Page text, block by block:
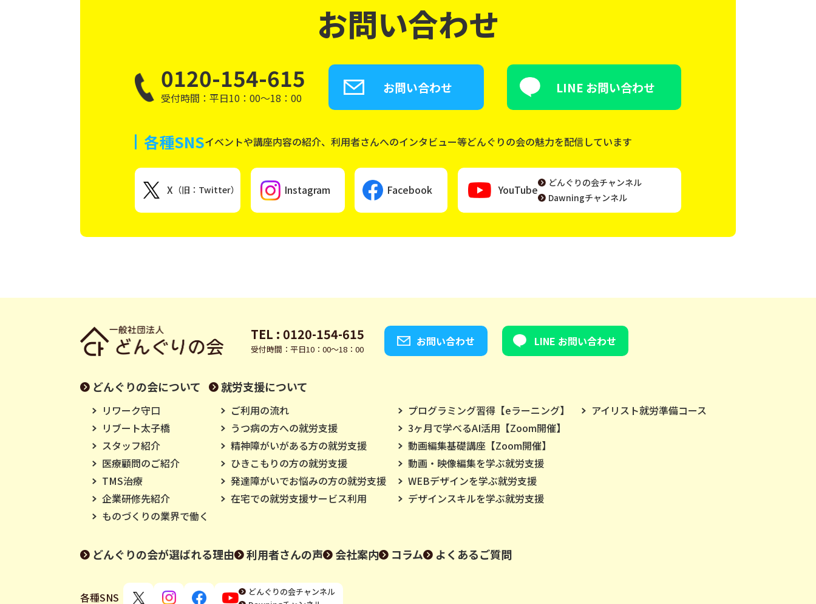
お問い合わせ
0120-154-615
受付時間：平日10：00～18：00
お問い合わせ LINE お問い合わせ
各種SNSイベントや講座内容の紹介、利用者さんへのインタビュー等どんぐりの会の魅力を配信しています
X （旧：Twitter） Instagram Facebook YouTube
どんぐりの会チャンネル
Dawningチャンネル
TEL : 0120-154-615
受付時間：平日10：00～18：00
お問い合わせ LINE お問い合わせ
どんぐりの会について
リワーク守口
リブート太子橋
スタッフ紹介
医療顧問のご紹介
TMS治療
企業研修先紹介
ものづくりの業界で働く
就労支援について
ご利用の流れ
うつ病の方への就労支援
精神障がいがある方の就労支援
ひきこもりの方の就労支援
発達障がいでお悩みの方の就労支援
在宅での就労支援サービス利用
プログラミング習得【eラーニング】
3ヶ月で学べるAI活用【Zoom開催】
動画編集基礎講座【Zoom開催】
動画・映像編集を学ぶ就労支援
WEBデザインを学ぶ就労支援
デザインスキルを学ぶ就労支援
アイリスト就労準備コース
どんぐりの会が選ばれる理由 利用者さんの声 会社案内 コラム よくあるご質問
各種SNS
どんぐりの会チャンネル